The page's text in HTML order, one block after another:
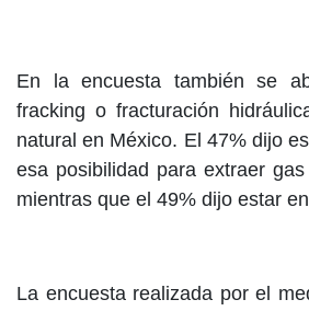
En la encuesta también se
fracking o fracturación
natural en México. El 47% dijo
esa posibilidad para extraer
mientras que el 49% dijo estar
La encuesta realizada por el